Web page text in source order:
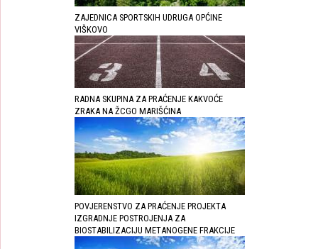
ZAJEDNICA SPORTSKIH UDRUGA OPĆINE
VIŠKOVO
RADNA SKUPINA ZA PRAĆENJE KAKVOĆE
ZRAKA NA ŽCGO MARIŠĆINA
POVJERENSTVO ZA PRAĆENJE PROJEKTA
IZGRADNJE POSTROJENJA ZA
BIOSTABILIZACIJU METANOGENE FRAKCIJE